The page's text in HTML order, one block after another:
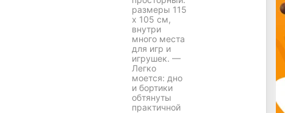
размеры 115
x 105 см,
внутри
много места
для игр и
игрушек. —
Легко
моется: дно
и бортики
обтянуты
практичной